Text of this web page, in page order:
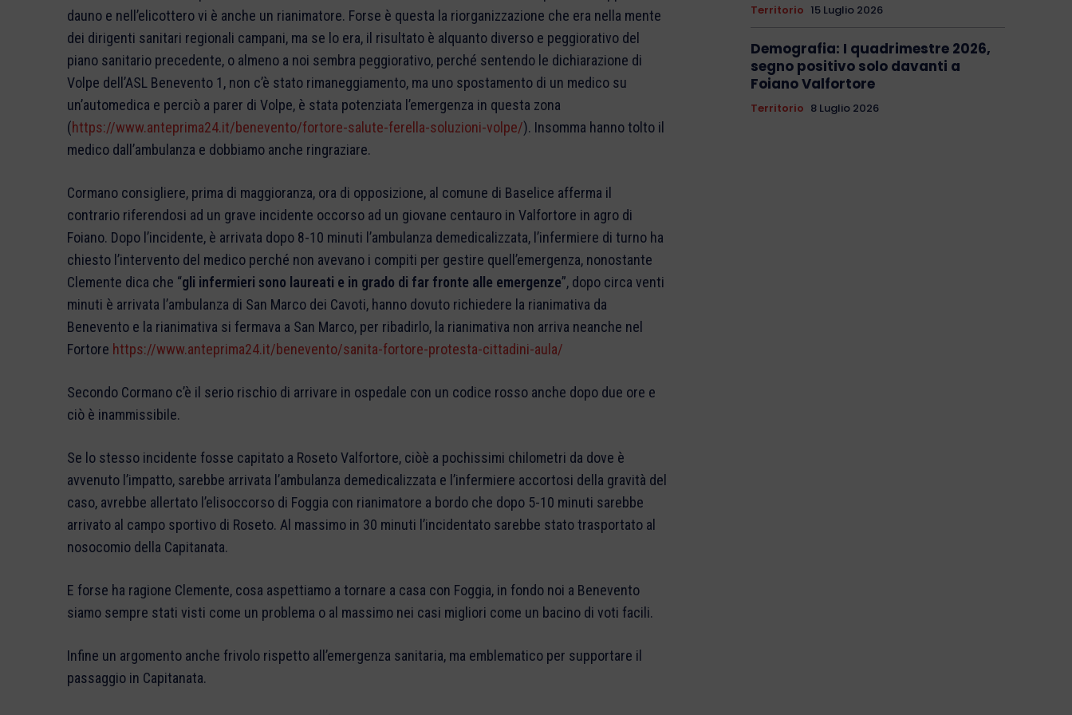
dauno e nell’elicottero vi è anche un rianimatore. Forse è questa la riorganizzazione che era nella mente
dei dirigenti sanitari regionali campani, ma se lo era, il risultato è alquanto diverso e peggiorativo del
piano sanitario precedente, o almeno a noi sembra peggiorativo, perché sentendo le dichiarazione di
Volpe dell’ASL Benevento 1, non c’è stato rimaneggiamento, ma uno spostamento di un medico su
un’automedica e perciò a parer di Volpe, è stata potenziata l’emergenza in questa zona
(https://www.anteprima24.it/benevento/fortore-salute-ferella-soluzioni-volpe/). Insomma hanno tolto il
medico dall’ambulanza e dobbiamo anche ringraziare.
Cormano consigliere, prima di maggioranza, ora di opposizione, al comune di Baselice afferma il
contrario riferendosi ad un grave incidente occorso ad un giovane centauro in Valfortore in agro di
Foiano. Dopo l’incidente, è arrivata dopo 8-10 minuti l’ambulanza demedicalizzata, l’infermiere di turno ha
chiesto l’intervento del medico perché non avevano i compiti per gestire quell’emergenza, nonostante
Clemente dica che “gli infermieri sono laureati e in grado di far fronte alle emergenze”, dopo circa venti
minuti è arrivata l’ambulanza di San Marco dei Cavoti, hanno dovuto richiedere la rianimativa da
Benevento e la rianimativa si fermava a San Marco, per ribadirlo, la rianimativa non arriva neanche nel
Fortore https://www.anteprima24.it/benevento/sanita-fortore-protesta-cittadini-aula/
Secondo Cormano c’è il serio rischio di arrivare in ospedale con un codice rosso anche dopo due ore e
ciò è inammissibile.
Se lo stesso incidente fosse capitato a Roseto Valfortore, ciòè a pochissimi chilometri da dove è
avvenuto l’impatto, sarebbe arrivata l’ambulanza demedicalizzata e l’infermiere accortosi della gravità del
caso, avrebbe allertato l’elisoccorso di Foggia con rianimatore a bordo che dopo 5-10 minuti sarebbe
arrivato al campo sportivo di Roseto. Al massimo in 30 minuti l’incidentato sarebbe stato trasportato al
nosocomio della Capitanata.
E forse ha ragione Clemente, cosa aspettiamo a tornare a casa con Foggia, in fondo noi a Benevento
siamo sempre stati visti come un problema o al massimo nei casi migliori come un bacino di voti facili.
Infine un argomento anche frivolo rispetto all’emergenza sanitaria, ma emblematico per supportare il
passaggio in Capitanata.
Territorio 15 Luglio 2026
Demografia: I quadrimestre 2026,
segno positivo solo davanti a
Foiano Valfortore
Territorio 8 Luglio 2026